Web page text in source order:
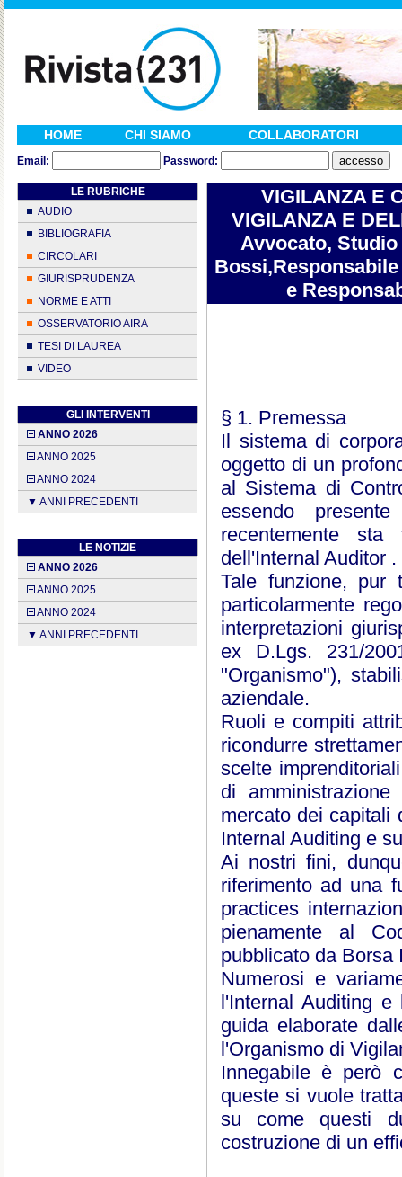
HOME CHI SIAMO COLLABORATORI
Email: Password:
LE RUBRICHE
AUDIO
BIBLIOGRAFIA
CIRCOLARI
GIURISPRUDENZA
NORME E ATTI
OSSERVATORIO AIRA
TESI DI LAUREA
VIDEO
GLI INTERVENTI
ANNO 2026
ANNO 2025
ANNO 2024
▼ ANNI PRECEDENTI
LE NOTIZIE
ANNO 2026
ANNO 2025
ANNO 2024
▼ ANNI PRECEDENTI
VIGILANZA E
VIGILANZA E
Avvocato,
e
§ 1. Premessa
Il sistema di
oggetto di un
al Sistema di
essendo
recentemente
dell'Internal Auditor .
Tale funzione, pur
particolarmente
interpretazioni
ex D.Lgs. 231/
"Organismo"),
aziendale.
Ruoli e compiti
ricondurre
scelte
di
mercato dei capitali
Internal Auditing e
Ai nostri fini,
riferimento ad una
practices
pienamente al
pubblicato da Borsa
Numerosi e
l'Internal Auditing
guida elaborate
l'Organismo di
Innegabile è però
queste si vuole
su come questi
costruzione di un